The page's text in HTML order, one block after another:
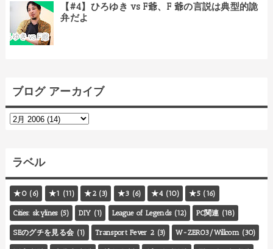
【#4】ひろゆき vs F爺、F 爺の言説は典型的詭
弁だよ
ブログ アーカイブ
ラベル
★0 (6) ★1 (11) ★2 (3) ★3 (6) ★4 (10) ★5 (16)
Cities: skylines (5) DIY (1) League of Legends (12) PC関連 (18)
SEのグチを見る会 (1) Transport Fever 2 (3) W-ZERO3/Willcom (30)